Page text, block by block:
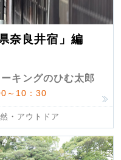
奈良井宿」編
キングのひむ太郎
～10：30
・アウトドア